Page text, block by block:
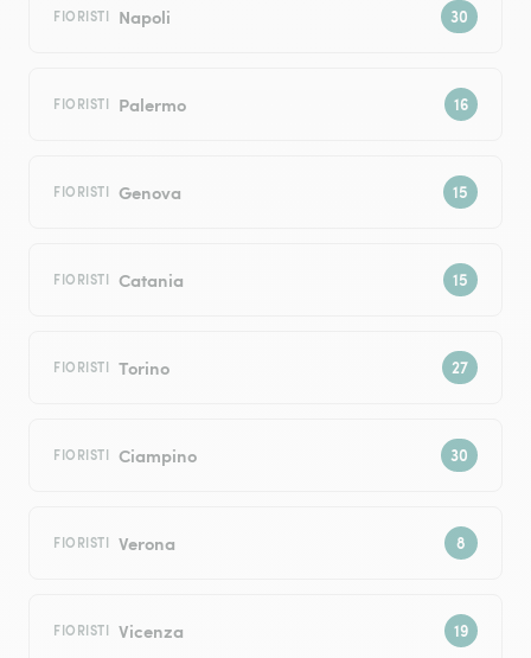
FIORISTI Napoli
FIORISTI Palermo
FIORISTI Genova
FIORISTI Catania
FIORISTI Torino
FIORISTI Ciampino
FIORISTI Verona
FIORISTI Vicenza